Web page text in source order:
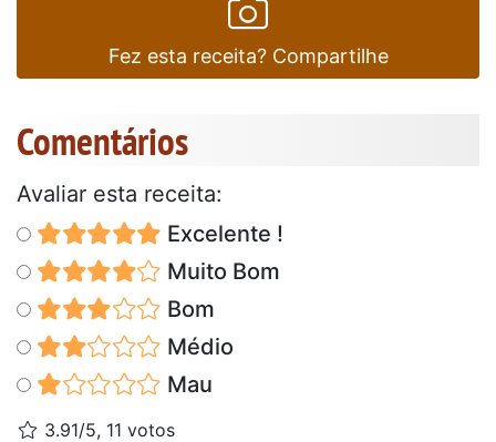
Fez esta receita? Compartilhe
Comentários
Avaliar esta receita:
Excelente !
Muito Bom
Bom
Médio
Mau
3.91/5, 11 votos